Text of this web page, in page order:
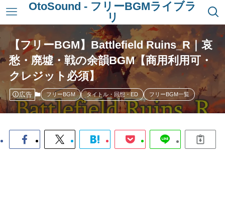
OtoSound - フリーBGMライブラ
リ
【フリーBGM】Battlefield Ruins_R｜哀
愁・廃墟・戦の余韻BGM【商用利用可・
クレジット必須】
広告 フリーBGM タイトル・回想・ED フリーBGM一覧